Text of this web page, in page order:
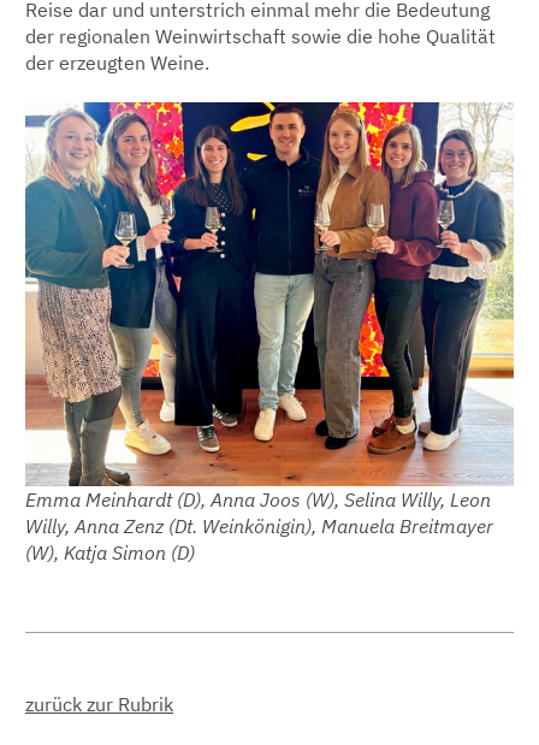
Reise dar und unterstrich einmal mehr die Bedeutung
der regionalen Weinwirtschaft sowie die hohe Qualität
der erzeugten Weine.
Emma Meinhardt (D), Anna Joos (W), Selina Willy, Leon
Willy, Anna Zenz (Dt. Weinkönigin), Manuela Breitmayer
(W), Katja Simon (D)
zurück zur Rubrik